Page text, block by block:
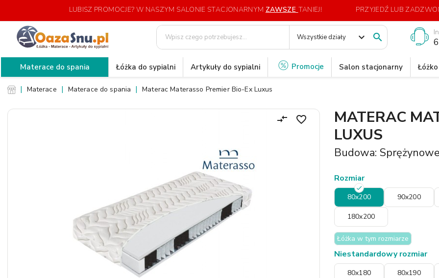
LUBISZ PROMOCJE? W NASZYM SALONIE STACJONARNYM ZAWSZE TANIEJ! PRZYJEDŹ LUB
Wszystkie działy expand_more 
Materace do spania Łóżka do sypialni Artykuły do sypialni Promocje Salon stacjonarny
Materace Materace do spania Materac Materasso Premier Bio-Ex Luxus
favorite_border
compare_arrows
MATERAC
LUXUS
Budowa: Sprężynowe
Rozmiar
80x200 90x200
180x200
Łóżka w tym rozmiarze
Niestandardowy rozmiar
80x180 80x190